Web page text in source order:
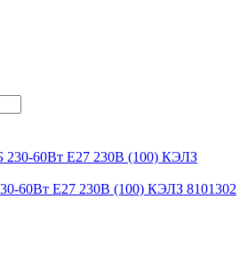
60Вт E27 230В (100) КЭЛЗ 8101302